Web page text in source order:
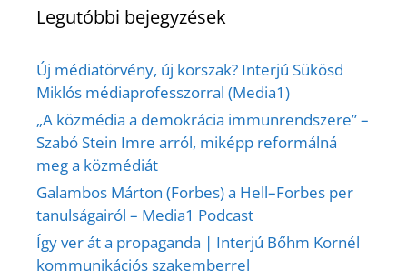
Legutóbbi bejegyzések
Új médiatörvény, új korszak? Interjú Sükösd
Miklós médiaprofesszorral (Media1)
„A közmédia a demokrácia immunrendszere” –
Szabó Stein Imre arról, miképp reformálná
meg a közmédiát
Galambos Márton (Forbes) a Hell–Forbes per
tanulságairól – Media1 Podcast
Így ver át a propaganda | Interjú Bőhm Kornél
kommunikációs szakemberrel